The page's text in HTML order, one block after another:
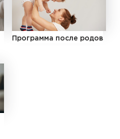
Программа после родов